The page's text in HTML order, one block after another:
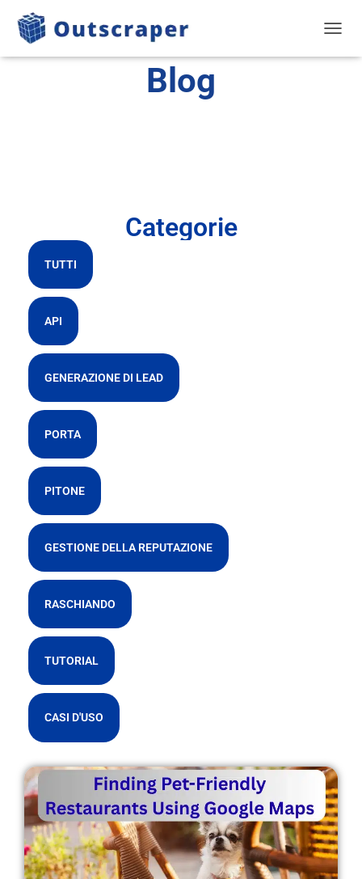
Blog
Categorie
TUTTI
API
GENERAZIONE DI LEAD
PORTA
PITONE
GESTIONE DELLA REPUTAZIONE
RASCHIANDO
TUTORIAL
CASI D'USO